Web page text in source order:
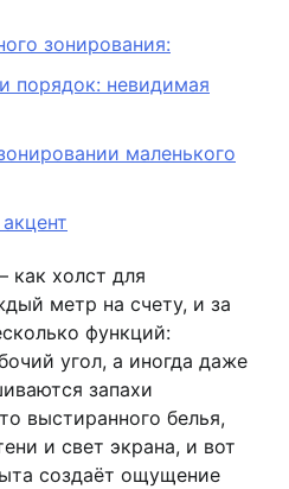
зонирования:
порядок: невидимая
маленького
как холст для
метр на счету, и за
функций:
угол, а иногда даже
запахи
выстиранного белья,
и свет экрана, и вот
создаёт ощущение